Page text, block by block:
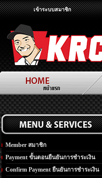
เข้าระบบสมาชิก
Member สมาชิก
Payment ขั้นตอนยืนยันการชำระเงิน
Confirm Payment ยืนยันการชำระเงิน